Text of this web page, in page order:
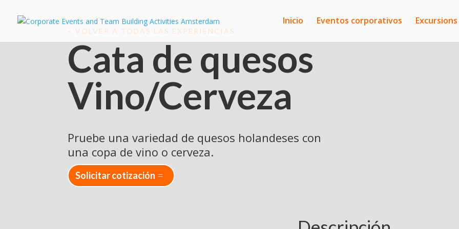
Inicio Eventos corporativos Excursions
< VOLVER A TODAS LAS EXPERIENCIAS
Cata de quesos
Vino/Cerveza
Pruebe una variedad de quesos holandeses con
una copa de vino o cerveza.
Solicitar cotización